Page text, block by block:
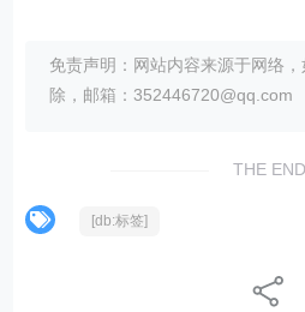
免责声明：网站内容来源于网络
除，邮箱：352446720@qq.com
THE END
[db:标签]